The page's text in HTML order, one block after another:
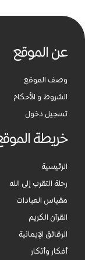
عن الموقع
وصف الموقع
الشروط و الأحكام
تسجيل دخول
خريطة
الرئيسية
رحلة التقرب إلى الله
مقياس العبادات
القرآن الكريم
الرقائق الإيمانية
أفكار وأذكار